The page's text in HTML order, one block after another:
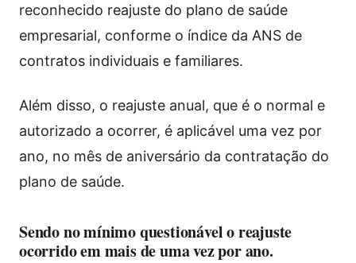
reconhecido reajuste do plano de saúde
empresarial, conforme o índice da ANS de
contratos individuais e familiares.
Além disso, o reajuste anual, que é o normal e
autorizado a ocorrer, é aplicável uma vez por
ano, no mês de aniversário da contratação do
plano de saúde.
Sendo no mínimo questionável o reajuste
ocorrido em mais de uma vez por ano.